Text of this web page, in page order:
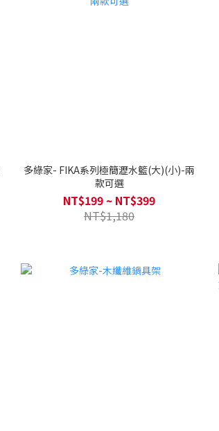
多綠家- FIKA系列極簡瀝水籃(大)(小)-兩
款可選
NT$199 ~ NT$399
NT$1,180